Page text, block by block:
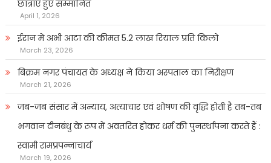
छात्राएं हुए सम्मानित
April 1, 2026
ईरान में अभी आटा की कीमत 5.2 लाख रियाल प्रति किलो
March 23, 2026
बिक्रम नगर पंचायत के अध्यक्ष ने किया अस्पताल का निरीक्षण
March 21, 2026
जब-जब संसार में अन्याय, अत्याचार एवं शोषण की वृद्धि होती है तब-तब
भगवान दीनबंधु के रूप में अवतरित होकर धर्म की पुनर्स्थापना करते हैं :
स्वामी रामप्रपन्नाचार्य
March 19, 2026